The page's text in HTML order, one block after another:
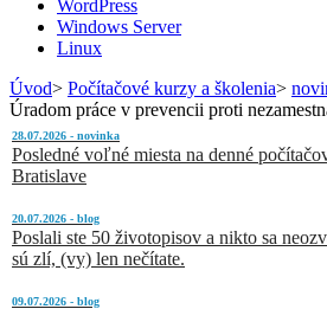
WordPress
Windows Server
Linux
Úvod> Počítačové kurzy a školenia>
Úradom práce v prevencii proti
28.07.2026 - novinka
Posledné voľné miesta na denné
Bratislave
20.07.2026 - blog
Poslali ste 50 životopisov a nikto sa
sú zlí, (vy) len nečítate.
09.07.2026 - blog